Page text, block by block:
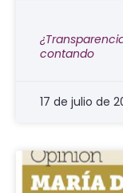
contando
17 de julio de